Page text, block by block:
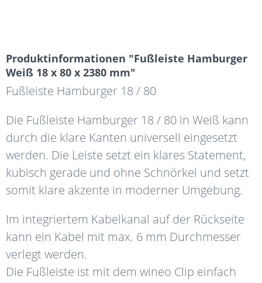
Produktinformationen "Fußleiste Hamburger
Weiß 18 x 80 x 2380 mm"
Fußleiste Hamburger 18 / 80
Die Fußleiste Hamburger 18 / 80 in Weiß kann
durch die klare Kanten universell eingesetzt
werden. Die Leiste setzt ein klares Statement,
kubisch gerade und ohne Schnörkel und setzt
somit klare akzente in moderner Umgebung.
Im integriertem Kabelkanal auf der Rückseite
kann ein Kabel mit max. 6 mm Durchmesser
verlegt werden.
Die Fußleiste ist mit dem wineo Clip einfach